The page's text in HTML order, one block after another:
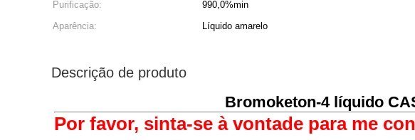
Purificação:
990,0%min
Aparência:
Líquido amarelo
Descrição de produto
Bromoketon-4 líquido
Por favor, sinta-se à vontade para me